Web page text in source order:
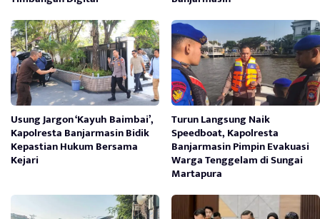
Usung Jargon ‘Kayuh Baimbai’,
Kapolresta Banjarmasin Bidik
Kepastian Hukum Bersama
Kejari
Turun Langsung Naik
Speedboat, Kapolresta
Banjarmasin Pimpin Evakuasi
Warga Tenggelam di Sungai
Martapura